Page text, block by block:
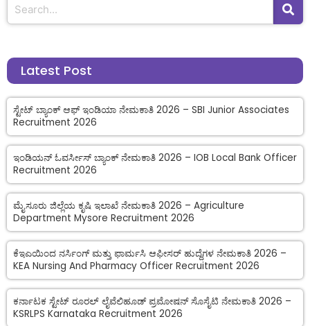
Latest Post
ಸ್ಟೇಟ್ ಬ್ಯಾಂಕ್ ಆಫ್ ಇಂಡಿಯಾ ನೇಮಕಾತಿ 2026 – SBI Junior Associates
Recruitment 2026
ಇಂಡಿಯನ್ ಓವರ್ಸೀಸ್ ಬ್ಯಾಂಕ್ ನೇಮಕಾತಿ 2026 – IOB Local Bank Officer
Recruitment 2026
ಮೈಸೂರು ಜಿಲ್ಲೆಯ ಕೃಷಿ ಇಲಾಖೆ ನೇಮಕಾತಿ 2026 – Agriculture
Department Mysore Recruitment 2026
ಕೆಇಎಯಿಂದ ನರ್ಸಿಂಗ್ ಮತ್ತು ಫಾರ್ಮಸಿ ಆಫೀಸರ್ ಹುದ್ದೆಗಳ ನೇಮಕಾತಿ 2026 –
KEA Nursing And Pharmacy Officer Recruitment 2026
ಕರ್ನಾಟಕ ಸ್ಟೇಟ್ ರೂರಲ್ ಲೈವೆಲಿಹೂಡ್ ಪ್ರಮೋಷನ್ ಸೊಸೈಟಿ ನೇಮಕಾತಿ 2026 –
KSRLPS Karnataka Recruitment 2026